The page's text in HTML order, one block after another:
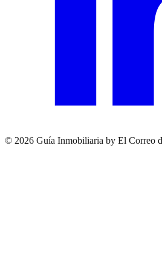
© 2026 Guía Inmobiliaria by El Correo